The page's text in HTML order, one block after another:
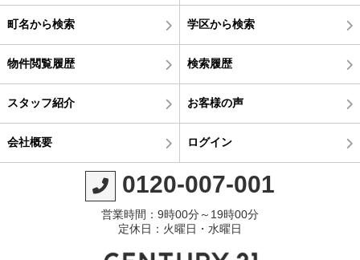
町名から検索 学区から検索
物件閲覧履歴 検索履歴
スタッフ紹介 お客様の声
会社概要 ログイン
0120-007-001
営業時間：9時00分～19時00分
定休日：火曜日・水曜日